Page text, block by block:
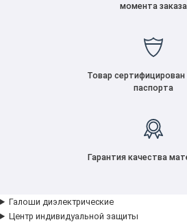
момента заказа
Товар сертифицирован
паспорта
Гарантия качества
Галоши диэлектрические
Центр индивидуальной защиты